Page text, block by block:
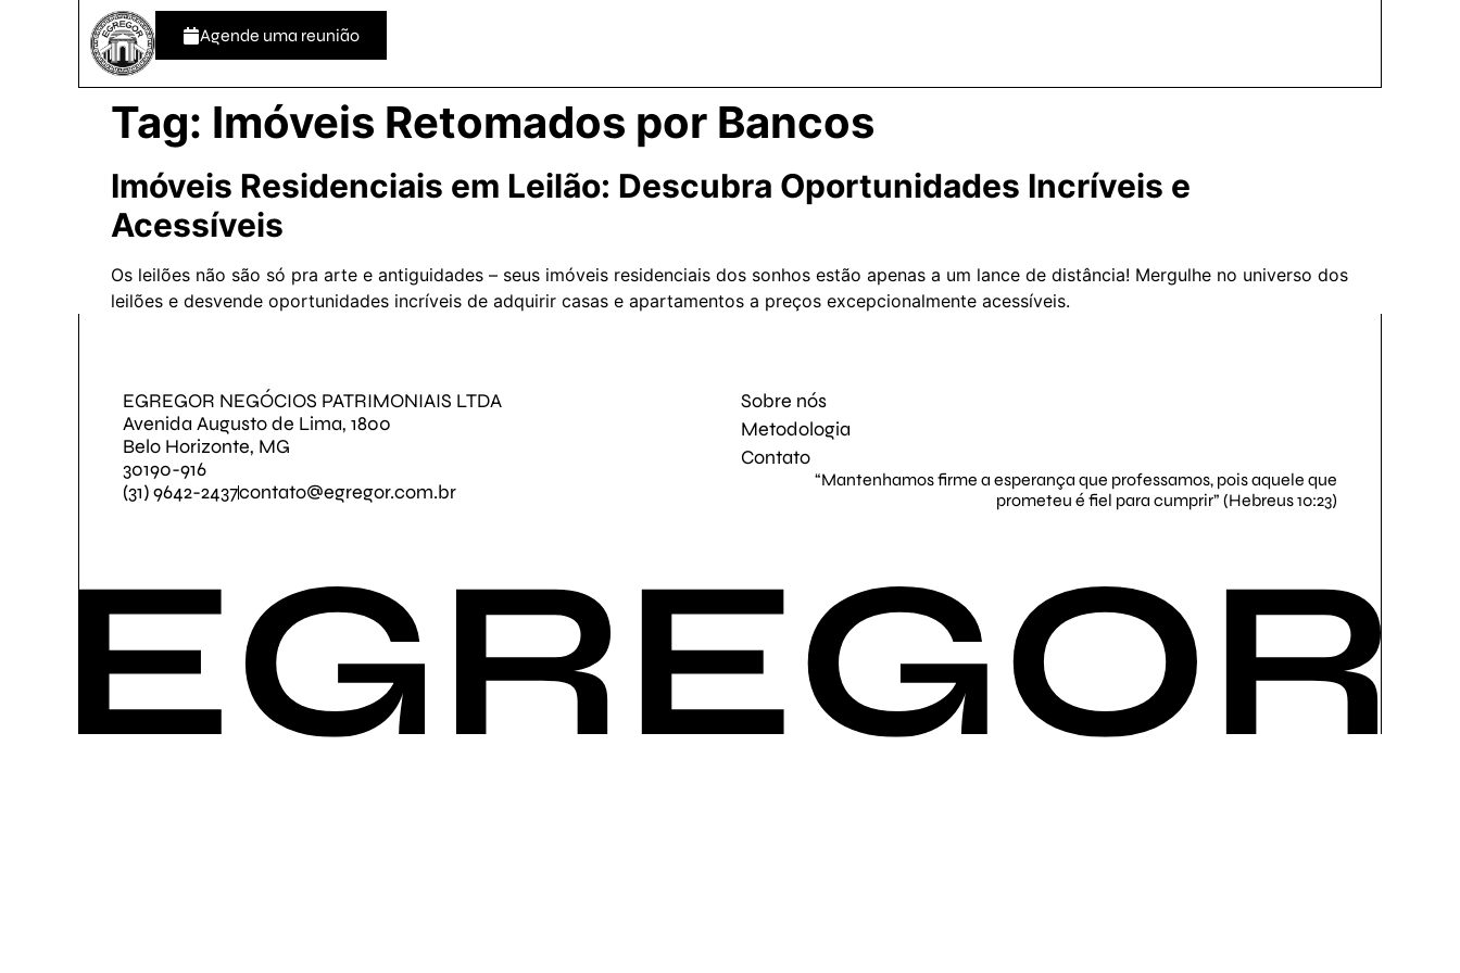
Agende uma reunião
Tag: Imóveis Retomados por Bancos
Imóveis Residenciais em Leilão: Descubra Oportunidades Incríveis e
Acessíveis
Os leilões não são só pra arte e antiguidades – seus imóveis residenciais dos sonhos estão apenas a um lance de distância! Mergulhe no universo dos
leilões e desvende oportunidades incríveis de adquirir casas e apartamentos a preços excepcionalmente acessíveis.
EGREGOR NEGÓCIOS PATRIMONIAIS LTDA
Avenida Augusto de Lima, 1800
Belo Horizonte, MG
30190-916
(31) 9642-2437contato@egregor.com.br
Sobre nós
Metodologia
Contato
“Mantenhamos firme a esperança que professamos, pois aquele que
prometeu é fiel para cumprir” (Hebreus 10:23)